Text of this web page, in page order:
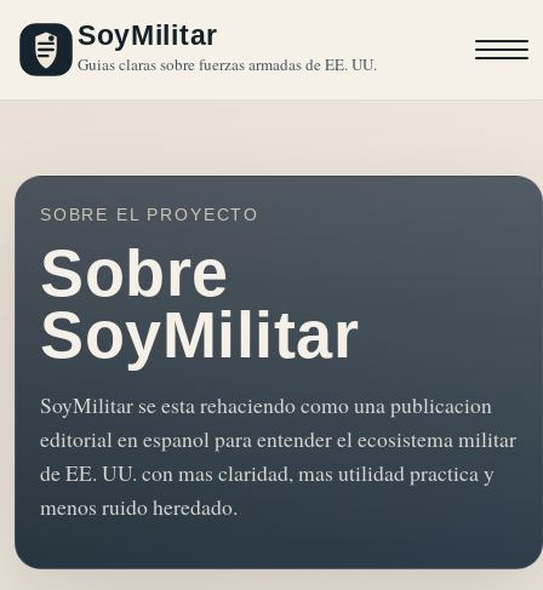
SoyMilitar
Guias claras sobre fuerzas armadas de EE. UU.
SOBRE EL PROYECTO
Sobre
SoyMilitar
SoyMilitar se esta rehaciendo como una publicacion
editorial en espanol para entender el ecosistema militar
de EE. UU. con mas claridad, mas utilidad practica y
menos ruido heredado.